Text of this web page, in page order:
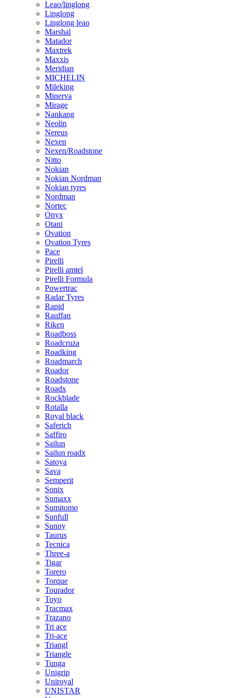
Leao/linglong
Linglong
Linglong leao
Marshal
Matador
Maxtrek
Maxxis
Meridian
MICHELIN
Mileking
Minerva
Mirage
Nankang
Neolin
Nereus
Nexen
Nexen/Roadstone
Nitto
Nokian
Nokian Nordman
Nokian tyres
Nordman
Nortec
Onyx
Otani
Ovation
Ovation Tyres
Pace
Pirelli
Pirelli amtel
Pirelli Formula
Powertrac
Radar Tyres
Rapid
Rauffan
Riken
Roadboss
Roadcruza
Roadking
Roadmarch
Roador
Roadstone
Roadx
Rockblade
Rotalla
Royal black
Saferich
Saffiro
Sailun
Sailun roadx
Satoya
Sava
Semperit
Sonix
Sumaxx
Sumitomo
Sunfull
Sunny
Taurus
Tecnica
Three-a
Tigar
Torero
Torque
Tourador
Toyo
Tracmax
Trazano
Tri ace
Tri-ace
Triangl
Triangle
Tunga
Unigrip
Uniroyal
UNISTAR